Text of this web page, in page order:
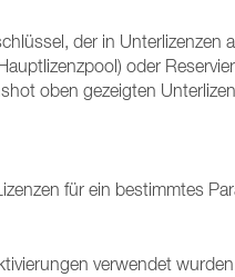
der in Unterlizenzen
oder
oben gezeigten
für ein bestimmtes
verwendet